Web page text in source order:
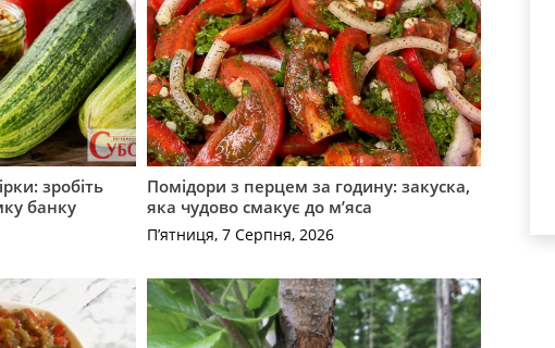
зробіть
банку
Помідори з перцем за годину: закуска,
яка чудово смакує до м’яса
П’ятниця, 7 Серпня, 2026